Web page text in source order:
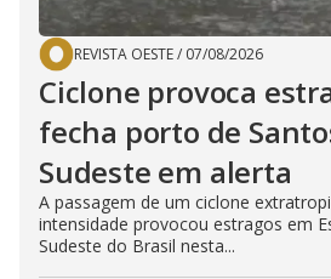
REVISTA OESTE/ 07/08/2026
Ciclone provoca
fecha porto de
Sudeste em alerta
A passagem de um ciclone
intensidade provocou estragos em
Sudeste do Brasil nesta...